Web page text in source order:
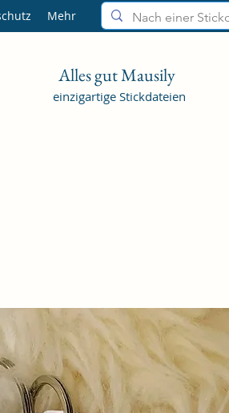
Alles gut Mausily
einzigartige Stickdateien
Mehr